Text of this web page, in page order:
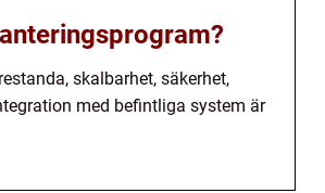
skalbarhet, säkerhet,
med befintliga system är